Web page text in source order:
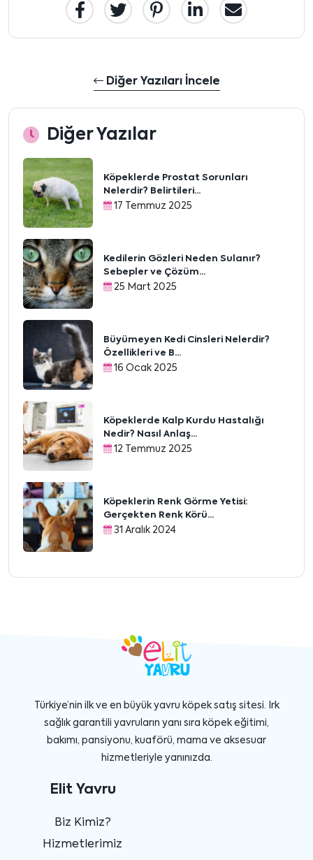
Diğer Yazıları İncele
Diğer Yazılar
Köpeklerde Prostat Sorunları
Nelerdir? Belirtileri...
17 Temmuz 2025
Kedilerin Gözleri Neden Sulanır?
Sebepler ve Çözüm...
25 Mart 2025
Büyümeyen Kedi Cinsleri Nelerdir?
Özellikleri ve B...
16 Ocak 2025
Köpeklerde Kalp Kurdu Hastalığı
Nedir? Nasıl Anlaş...
12 Temmuz 2025
Köpeklerin Renk Görme Yetisi:
Gerçekten Renk Körü...
31 Aralık 2024
Türkiye’nin ilk ve en büyük yavru köpek satış sitesi. Irk
sağlık garantili yavruların yanı sıra köpek eğitimi,
bakımı, pansiyonu, kuaförü, mama ve aksesuar
hizmetleriyle yanınızda.
Elit Yavru
Biz Kimiz?
Hizmetlerimiz